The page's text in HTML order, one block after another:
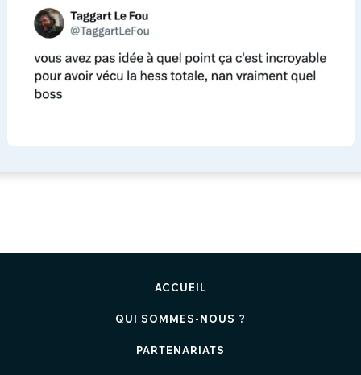
ACCUEIL
QUI SOMMES-NOUS ?
PARTENARIATS